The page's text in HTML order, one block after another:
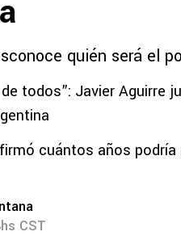
quién será el
todos”: Javier
cuántos años podría
CST